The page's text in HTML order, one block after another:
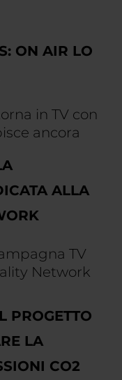
ON AIR LO
in TV con
ancora
ALLA
TV
Network
PROGETTO
LA
CO2